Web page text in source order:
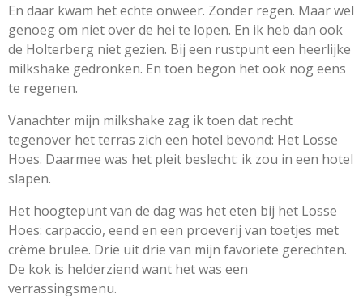
En daar kwam het echte onweer. Zonder regen. Maar wel
genoeg om niet over de hei te lopen. En ik heb dan ook
de Holterberg niet gezien. Bij een rustpunt een heerlijke
milkshake gedronken. En toen begon het ook nog eens
te regenen.
Vanachter mijn milkshake zag ik toen dat recht
tegenover het terras zich een hotel bevond: Het Losse
Hoes. Daarmee was het pleit beslecht: ik zou in een hotel
slapen.
Het hoogtepunt van de dag was het eten bij het Losse
Hoes: carpaccio, eend en een proeverij van toetjes met
crème brulee. Drie uit drie van mijn favoriete gerechten.
De kok is helderziend want het was een
verrassingsmenu.